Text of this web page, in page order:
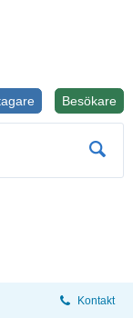
Besökare
Kontakt